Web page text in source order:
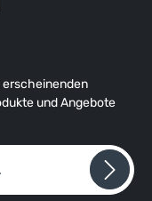
erscheinenden
und Angebote